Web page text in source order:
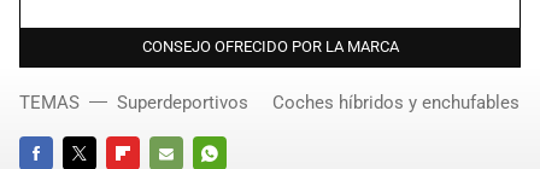
CONSEJO OFRECIDO POR LA MARCA
TEMAS Superdeportivos Coches híbridos y enchufables